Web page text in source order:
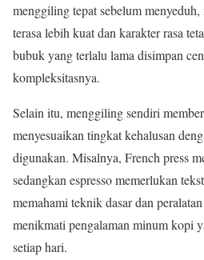
menggiling tepat sebelum
terasa lebih kuat dan karakter rasa
bubuk yang terlalu lama disimpan
kompleksitasnya.
Selain itu, menggiling sendiri
menyesuaikan tingkat kehalusan
digunakan. Misalnya, French press
sedangkan espresso memerlukan
memahami teknik dasar dan
menikmati pengalaman minum kopi
setiap hari.